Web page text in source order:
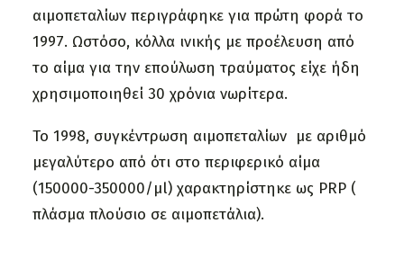
αιμοπεταλίων περιγράφηκε για πρώτη φορά το
1997. Ωστόσο, κόλλα ινικής με προέλευση από
το αίμα για την επούλωση τραύματος είχε ήδη
χρησιμοποιηθεί 30 χρόνια νωρίτερα.
Το 1998, συγκέντρωση αιμοπεταλίων με αριθμό
μεγαλύτερο από ότι στο περιφερικό αίμα
(150000-350000/μl) χαρακτηρίστηκε ως PRP (
πλάσμα πλούσιο σε αιμοπετάλια).